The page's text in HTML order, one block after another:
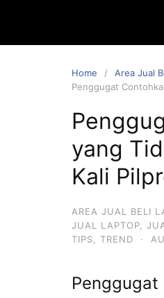
Home
Area Jual
Penggugat
yang
Kali
AREA JUAL BELI
JUAL LAPTOP
TIPS
TREND ·